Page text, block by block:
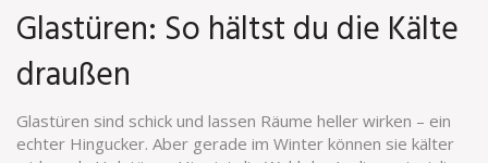
Glastüren: So hältst du die Kälte
draußen
Glastüren sind schick und lassen Räume heller wirken – ein
echter Hingucker. Aber gerade im Winter können sie kälter